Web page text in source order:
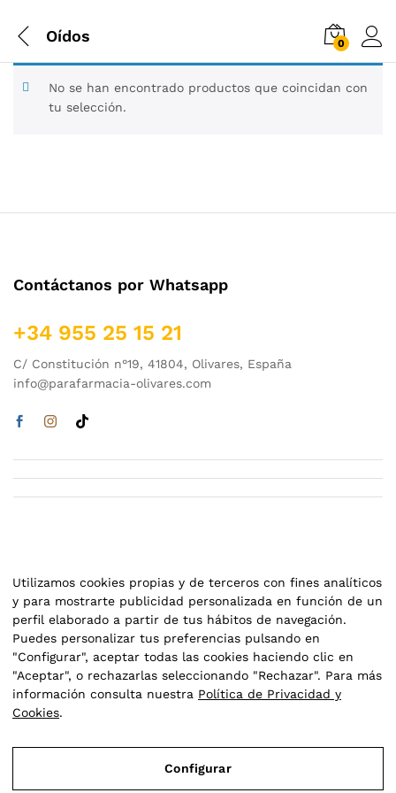
Oídos 0
No se han encontrado productos que coincidan con
tu selección.
Contáctanos por Whatsapp
+34 955 25 15 21
C/ Constitución n°19, 41804, Olivares, España
info@parafarmacia-olivares.com
Parafarmacia Olivares- 2025
Utilizamos cookies propias y de terceros con fines analíticos
y para mostrarte publicidad personalizada en función de un
perfil elaborado a partir de tus hábitos de navegación.
Puedes personalizar tus preferencias pulsando en
"Configurar", aceptar todas las cookies haciendo clic en
"Aceptar", o rechazarlas seleccionando "Rechazar". Para más
información consulta nuestra Política de Privacidad y
Cookies.
Configurar
Política de Privacidad y Cookies